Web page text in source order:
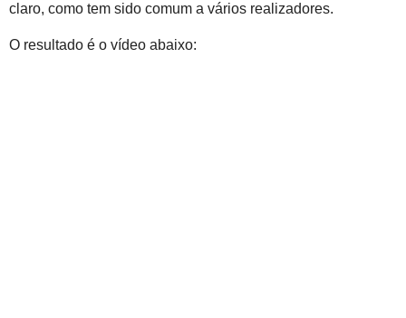
claro, como tem sido comum a vários realizadores.
O resultado é o vídeo abaixo: